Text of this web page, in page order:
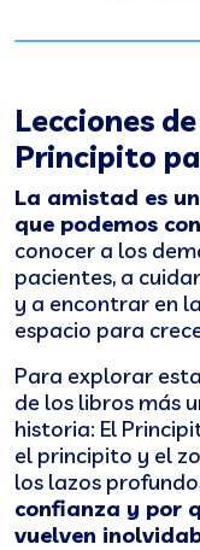
Lecciones
Principito
La amistad es
que podemos
conocer a los
pacientes, a
y a encontrar en
espacio para
Para explorar
de los libros más
historia: El
el principito y el
los lazos
confianza y por
vuelven